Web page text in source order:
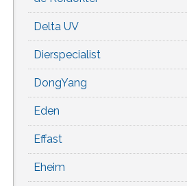
Delta UV
Dierspecialist
DongYang
Eden
Effast
Eheim